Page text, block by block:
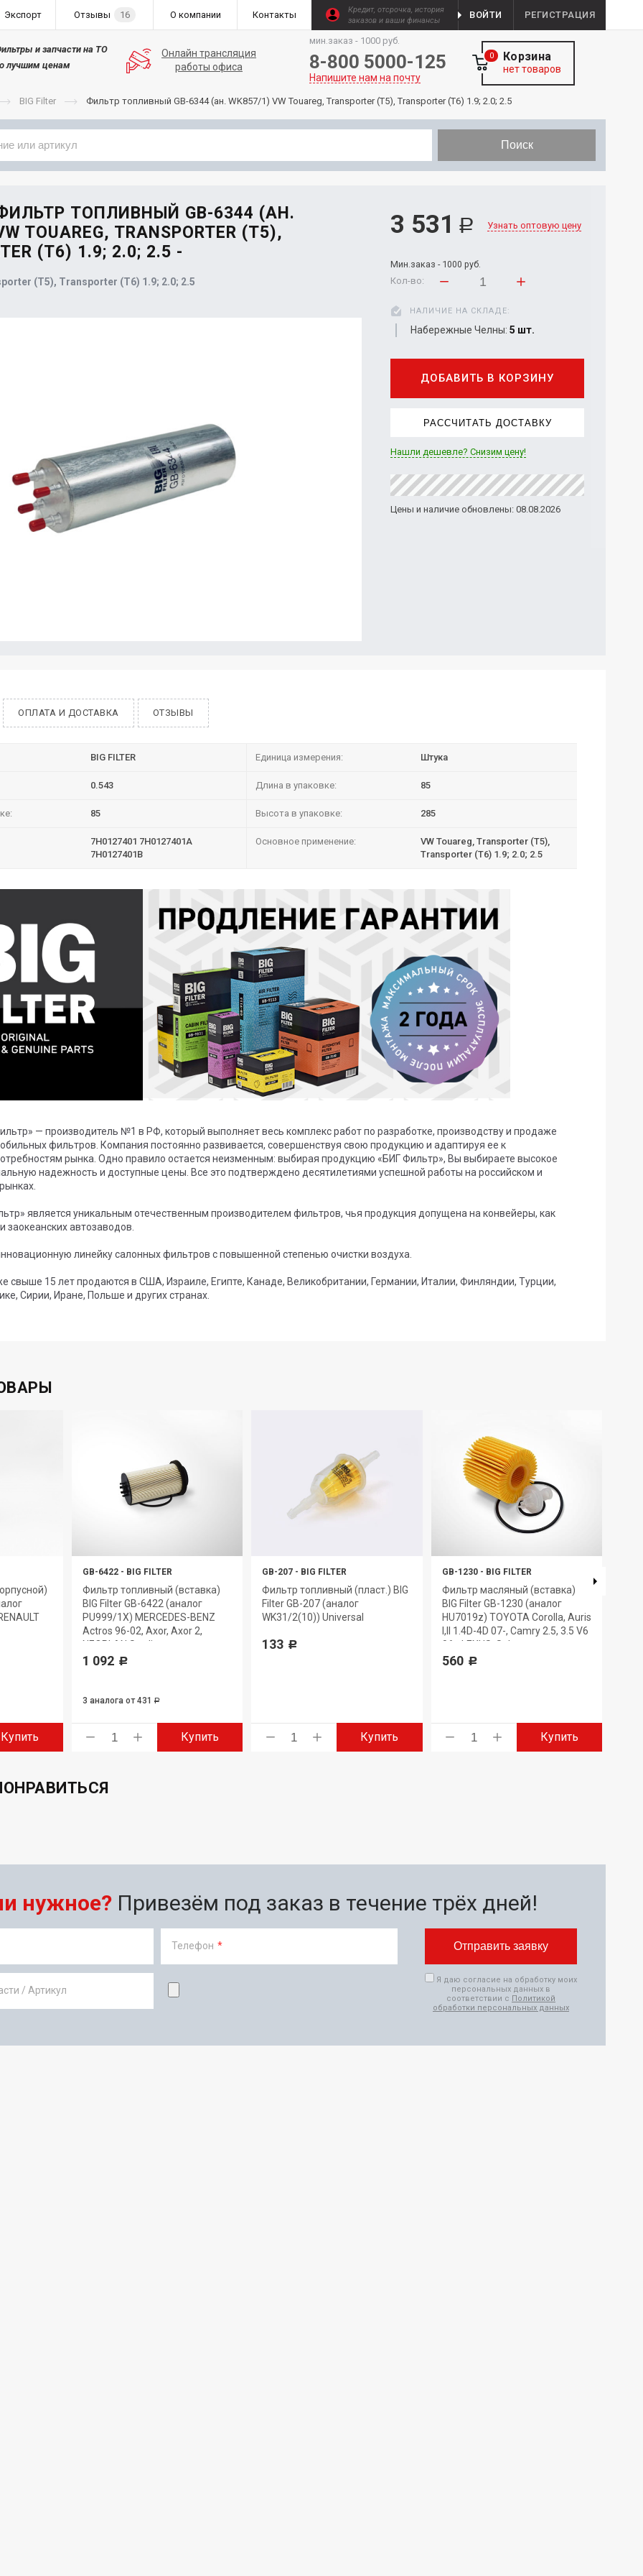
Экспорт Отзывы 16 О компании Контакты
Кредит, отсрочка, история
заказов и ваши финансы
ВОЙТИ РЕГИСТРАЦИЯ
и запчасти на ТО
лучшим ценам
Онлайн трансляция
работы офиса
мин.заказ - 1000 руб.
8-800 5000-125
Напишите нам на почту
Корзина
0
нет товаров
BIG Filter Фильтр топливный GB-6344 (ан. WK857/1) VW Touareg, Transporter (T5), Transporter (T6) 1.9; 2.0; 2.5
Поиск
ТОПЛИВНЫЙ GB-6344 (АН.
TOUAREG, TRANSPORTER (T5),
(T6) 1.9; 2.0; 2.5 -
(T5), Transporter (T6) 1.9; 2.0; 2.5
3 531 Р Узнать оптовую цену
Мин.заказ - 1000 руб.
Кол-во:
НАЛИЧИЕ НА СКЛАДЕ:
Набережные Челны: 5 шт.
ДОБАВИТЬ В КОРЗИНУ
РАССЧИТАТЬ ДОСТАВКУ
Нашли дешевле? Снизим цену!
Цены и наличие обновлены: 08.08.2026
ОПЛАТА И ДОСТАВКА ОТЗЫВЫ
BIG FILTER Единица измерения: Штука
0.543 Длина в упаковке: 85
85 Высота в упаковке: 285
7H0127401 7H0127401A
7H0127401B
Основное применение:
VW Touareg, Transporter (T5),
Transporter (T6) 1.9; 2.0; 2.5
— производитель №1 в РФ, который выполняет весь комплекс работ по разработке, производству и продаже
фильтров. Компания постоянно развивается, совершенствуя свою продукцию и адаптируя ее к
рынка. Одно правило остается неизменным: выбирая продукцию «БИГ Фильтр», Вы выбираете высокое
надежность и доступные цены. Все это подтверждено десятилетиями успешной работы на российском и
является уникальным отечественным производителем фильтров, чья продукция допущена на конвейеры, как
заокеанских автозаводов.
линейку салонных фильтров с повышенной степенью очистки воздуха.
свыше 15 лет продаются в США, Израиле, Египте, Канаде, Великобритании, Германии, Италии, Финляндии, Турции,
Сирии, Иране, Польше и других странах.
Купить
GB-6422 - BIG FILTER
Фильтр топливный (вставка)
BIG Filter GB-6422 (аналог
PU999/1X) MERCEDES-BENZ
Actros 96-02, Axor, Axor 2,
NEOPLAN Starliner
1 092 Р
3 аналога от 431 Р
Купить
GB-207 - BIG FILTER
Фильтр топливный (пласт.) BIG
Filter GB-207 (аналог
WK31/2(10)) Universal
133 Р
Купить
GB-1230 - BIG FILTER
Фильтр масляный (вставка)
BIG Filter GB-1230 (аналог
HU7019z) TOYOTA Corolla, Auris
I,II 1.4D-4D 07-, Camry 2.5, 3.5 V6
06-, LEXUS, Subaru
560 Р
Купить
нужное? Привезём под заказ в течение трёх дней!
Телефон *
/ Артикул
Я даю согласие на обработку моих
персональных данных в
соответствии с Политикой
обработки персональных данных